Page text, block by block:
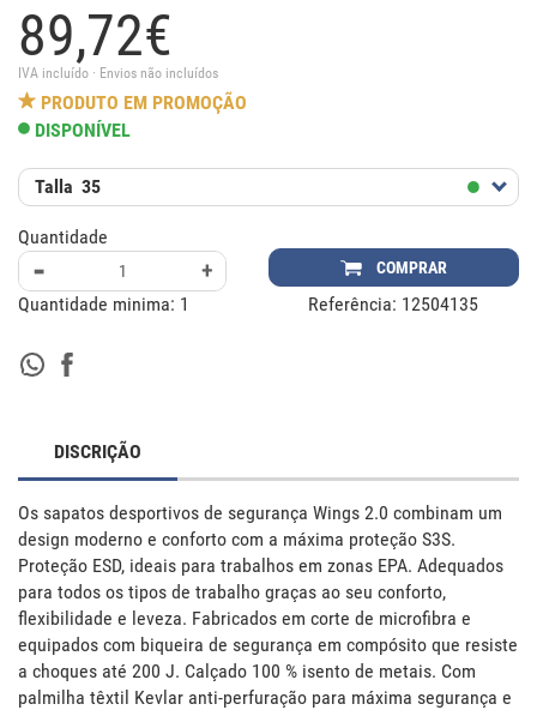
89,72€
IVA incluído · Envios não incluídos
PRODUTO EM PROMOÇÃO
DISPONÍVEL
Talla 35
Quantidade
- + COMPRAR
Quantidade minima: 1 Referência: 12504135
DISCRIÇÃO
Os sapatos desportivos de segurança Wings 2.0 combinam um
design moderno e conforto com a máxima proteção S3S.
Proteção ESD, ideais para trabalhos em zonas EPA. Adequados
para todos os tipos de trabalho graças ao seu conforto,
flexibilidade e leveza. Fabricados em corte de microfibra e
equipados com biqueira de segurança em compósito que resiste
a choques até 200 J. Calçado 100 % isento de metais. Com
palmilha têxtil Kevlar anti-perfuração para máxima segurança e